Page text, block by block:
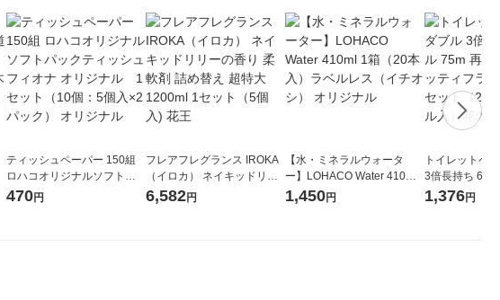
ティッシュペーパー 150組
ロハコオリジナルソフトパ
ックティッシュ フィオナ オ
470円
フレアフレグランス IROKA
（イロカ） ネイキッドリリ
ーの香り 柔軟剤 詰め替え 超
6,582円
【水・ミネラルウォータ
ー】LOHACO Water 410ml
1箱（20本入）ラベルレス
1,450円
トイレットペ
3倍長持ち 6ロール
紙配合 スコッ
1,376円